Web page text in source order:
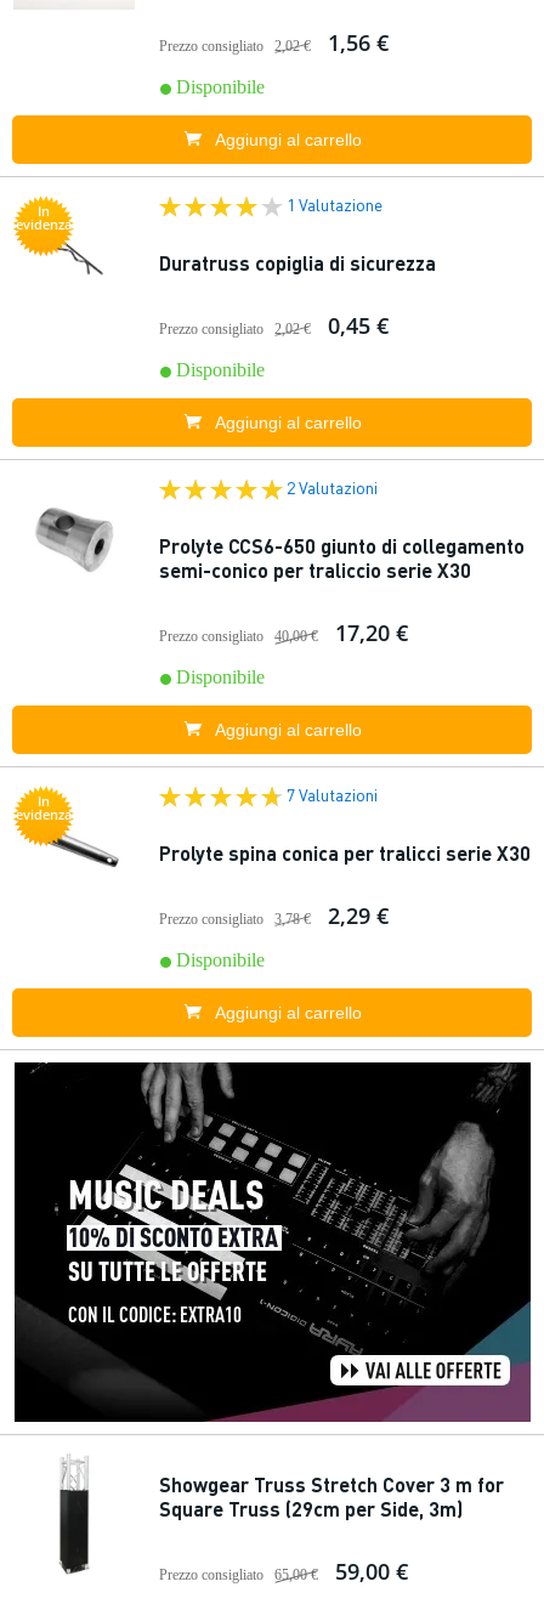
Prezzo consigliato 2,02 € 1,56 €
Disponibile
Aggiungi al carrello
In
evidenza
1 Valutazione
Duratruss copiglia di sicurezza
Prezzo consigliato 2,02 € 0,45 €
Disponibile
Aggiungi al carrello
2 Valutazioni
Prolyte CCS6-650 giunto di collegamento
semi-conico per traliccio serie X30
Prezzo consigliato 40,00 € 17,20 €
Disponibile
Aggiungi al carrello
In
evidenza
7 Valutazioni
Prolyte spina conica per tralicci serie X30
Prezzo consigliato 3,78 € 2,29 €
Disponibile
Aggiungi al carrello
Showgear Truss Stretch Cover 3 m for
Square Truss (29cm per Side, 3m)
Prezzo consigliato 65,00 € 59,00 €